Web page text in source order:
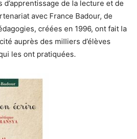
de la lecture et de
avec France Badour, de
créées en 1996, ont fait la
auprès des milliers d’élèves
les ont pratiquées.